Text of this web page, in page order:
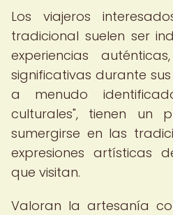
Los viajeros
tradicional suelen ser
experiencias
significativas durante sus
a menudo
culturales", tienen un
sumergirse en las
expresiones artísticas
que visitan.
Valoran la artesanía